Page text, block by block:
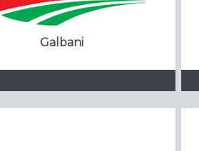
Galbani